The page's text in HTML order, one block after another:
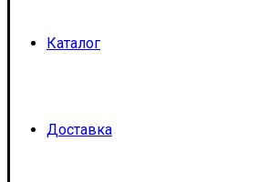
Каталог
Доставка